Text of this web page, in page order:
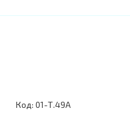
Код: 01-Т.49А